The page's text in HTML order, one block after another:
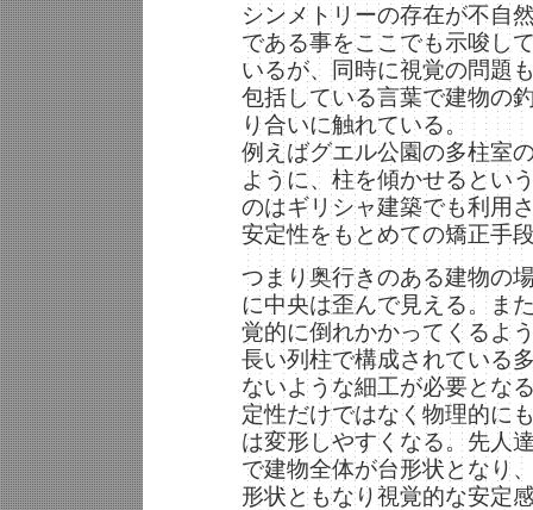
シンメトリーの存在が不自
である事をここでも示唆し
いるが、同時に視覚の問題
包括している言葉で建物の
り合いに触れている。
例えばグエル公園の多柱室
ように、柱を傾かせるとい
のはギリシャ建築でも利用
安定性をもとめての矯正手
つまり奥行きのある建物の
に中央は歪んで見える。ま
覚的に倒れかかってくるよ
長い列柱で構成されている
ないような細工が必要とな
定性だけではなく物理的に
は変形しやすくなる。先人
で建物全体が台形状となり
形状ともなり視覚的な安定